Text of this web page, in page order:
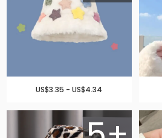
US$3.35 - US$4.34